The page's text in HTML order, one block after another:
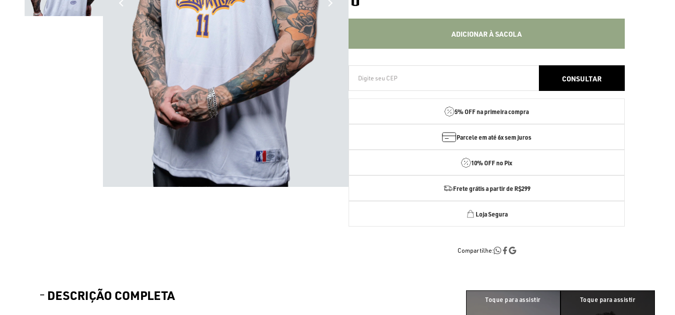
ADICIONAR À SACOLA
5% OFFna primeira compra
Parcele em até6x sem juros
10% OFF no Pix
Frete grátis a partir de R$299
Loja Segura
Compartilhe:
DESCRIÇÃO COMPLETA